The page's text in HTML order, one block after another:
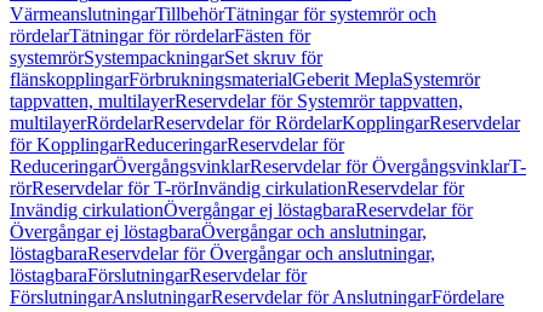
VärmeanslutningarTillbehörTätningar för systemrör och
rördelarTätningar för rördelarFästen för
systemrörSystempackningarSet skruv för
flänskopplingarFörbrukningsmaterialGeberit MeplaSystemrör
tappvatten, multilayerReservdelar för Systemrör tappvatten,
multilayerRördelarReservdelar för RördelarKopplingarReservdelar
för KopplingarReduceringarReservdelar för
ReduceringarÖvergångsvinklarReservdelar för ÖvergångsvinklarT-
rörReservdelar för T-rörInvändig cirkulationReservdelar för
Invändig cirkulationÖvergångar ej löstagbaraReservdelar för
Övergångar ej löstagbaraÖvergångar och anslutningar,
löstagbaraReservdelar för Övergångar och anslutningar,
löstagbaraFörslutningarReservdelar för
FörslutningarAnslutningarReservdelar för AnslutningarFördelare